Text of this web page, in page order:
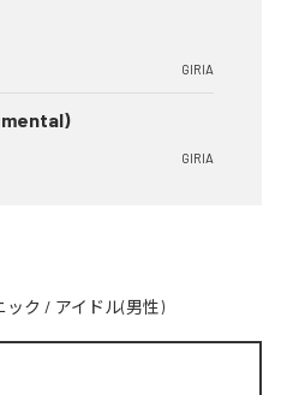
GIRIA
GIRIA
ック / アイドル(男性)